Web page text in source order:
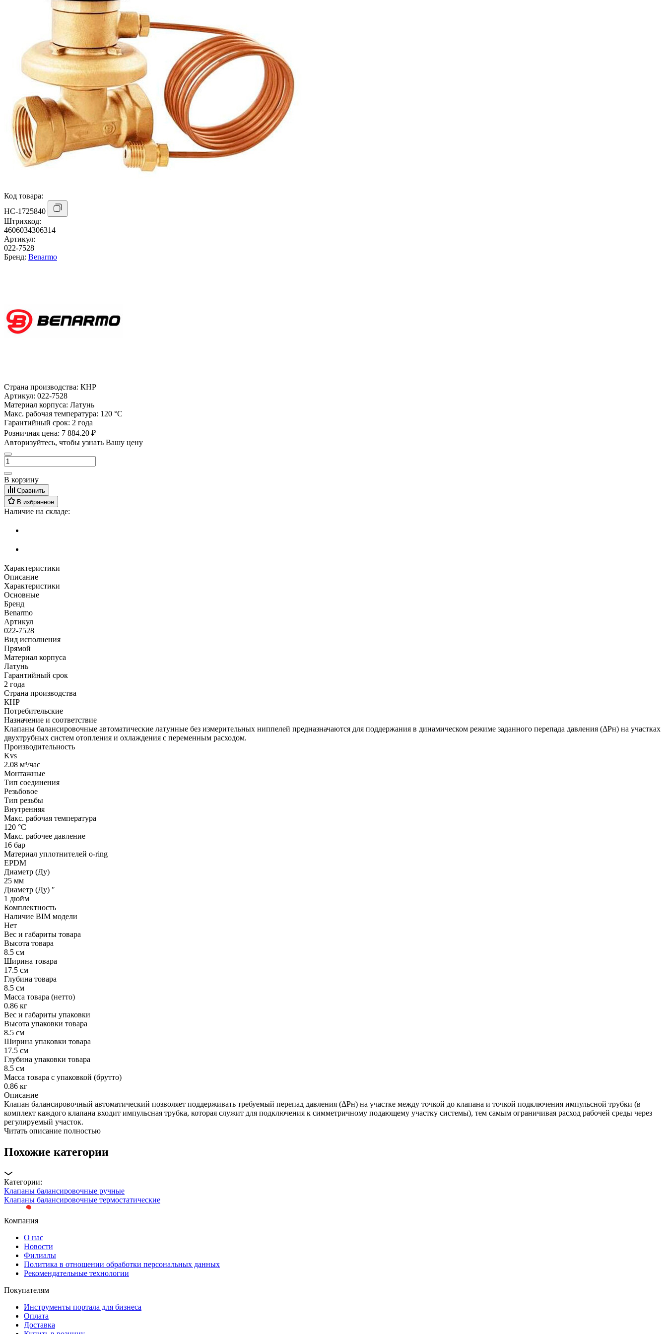
Код товара:
НС-1725840
Штрихкод:
4606034306314
Артикул:
022-7528
Бренд: Benarmo
Страна производства: КНР
Артикул: 022-7528
Материал корпуса: Латунь
Макс. рабочая температура: 120 °С
Гарантийный срок: 2 года
Розничная цена: 7 884.20 ₽
Авторизуйтесь, чтобы узнать Вашу цену
В корзину
Сравнить
В избранное
Наличие на складе:
Характеристики
Описание
Характеристики
Основные
Бренд
Benarmo
Артикул
022-7528
Вид исполнения
Прямой
Материал корпуса
Латунь
Гарантийный срок
2 года
Страна производства
КНР
Потребительские
Назначение и соответствие
Клапаны балансировочные автоматические латунные без измерительных ниппелей предназначаются для поддержания в динамическом режиме заданного перепада давления (ΔPн) на участках
двухтрубных систем отопления и охлаждения с переменным расходом.
Производительность
Kvs
2.08 м³/час
Монтажные
Тип соединения
Резьбовое
Тип резьбы
Внутренняя
Макс. рабочая температура
120 °С
Макс. рабочее давление
16 бар
Материал уплотнителей o-ring
EPDM
Диаметр (Ду)
25 мм
Диаметр (Ду) ″
1 дюйм
Комплектность
Наличие BIM модели
Нет
Вес и габариты товара
Высота товара
8.5 см
Ширина товара
17.5 см
Глубина товара
8.5 см
Масса товара (нетто)
0.86 кг
Вес и габариты упаковки
Высота упаковки товара
8.5 см
Ширина упаковки товара
17.5 см
Глубина упаковки товара
8.5 см
Масса товара с упаковкой (брутто)
0.86 кг
Описание
Клапан балансировочный автоматический позволяет поддерживать требуемый перепад давления (ΔPн) на участке между точкой до клапана и точкой подключения импульсной трубки (в
комплект каждого клапана входит импульсная трубка, которая служит для подключения к симметричному подающему участку системы), тем самым ограничивая расход рабочей среды через
регулируемый участок.
Читать описание полностью
Похожие категории
Категории:
Клапаны балансировочные ручные
Клапаны балансировочные термостатические
Компания
О нас
Новости
Филиалы
Политика в отношении обработки персональных данных
Рекомендательные технологии
Покупателям
Инструменты портала для бизнеса
Оплата
Доставка